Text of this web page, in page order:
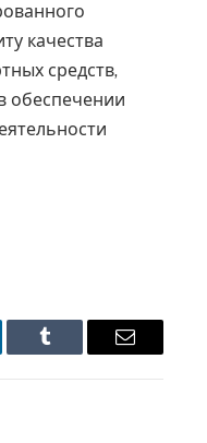
качества
средств,
обеспечении
Tumblr Email